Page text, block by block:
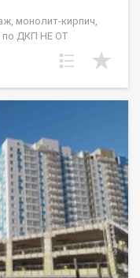
монолит-кирпич,
по ДКП НЕ ОТ